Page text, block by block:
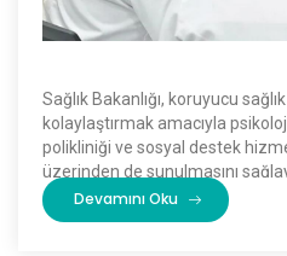
Sağlık Bakanlığı, koruyucu
kolaylaştırmak amacıyla
polikliniği ve sosyal destek
üzerinden de sunulmasını
Değerlendirme Sistemini (UHDS)
Merkezlerinde de hayata geçirdi.
Devamını Oku